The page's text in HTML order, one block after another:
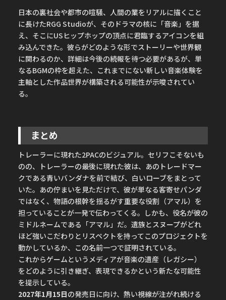
日本の裏社会や都市の喧騒、人間の業をリアルに描くこと
に長けたRGG Studioが、そのドラマの核に「音楽」を据
え、そこにUSヒップホップの頂点に君臨するアイコンを組
み込んできた。彼らがどのような形でストーリーや世界観
に関わるのか、詳細は今後の続報を待つ必要があるが、単
なるBGMの枠を超えた、これまでにない新しい音楽体験を
主軸とした作品世界が構築される可能性が示唆されてい
る。
まとめ
トレーラーに現れた2PACのビジュアル。セリフこそないも
のの、トレーラーの最後に現れた彼は、あのトレードマー
クである青いバンダナを前で結び、白いローブをまとって
いた。あの佇まいを見ただけで、彼が単なる客寄せパンダ
ではなく、物語の根幹を揺るがす重要な役割（アマル）を
担っていることが一発で伝わってくる。しかも、役名が彼の
ミドルネームである「アマル」だ。遺族とスヌープがどれ
ほど強いこだわりとリスペクトを持ってこのプロジェクトを
動かしているか、この名前一つで証明されている。
これからゲームというメディアが音楽の遺産（レガシー）
をどのように引き継ぎ、表現できるかという新たな可能性
を提示している。
2027年1月15日の発売日に向け、熱い視線が注がれ続ける